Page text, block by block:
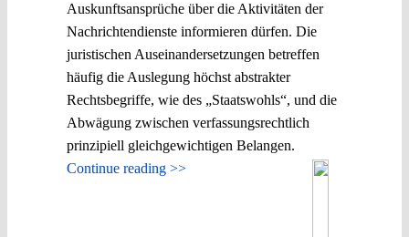
Auskunftsansprüche über die Aktivitäten der
Nachrichtendienste informieren dürfen. Die
juristischen Auseinandersetzungen betreffen
häufig die Auslegung höchst abstrakter
Rechtsbegriffe, wie des „Staatswohls“, und die
Abwägung zwischen verfassungsrechtlich
prinzipiell gleichgewichtigen Belangen.
Continue reading >>